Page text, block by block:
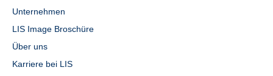
Unternehmen
LIS Image Broschüre
Über uns
Karriere bei LIS